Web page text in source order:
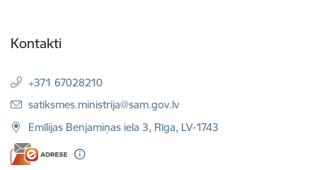
Kontakti
+371 67028210
E-pasts:
satiksmes.ministrija@sam.gov.lv
Emīlijas Benjamiņas iela 3, Rīga, LV-1743